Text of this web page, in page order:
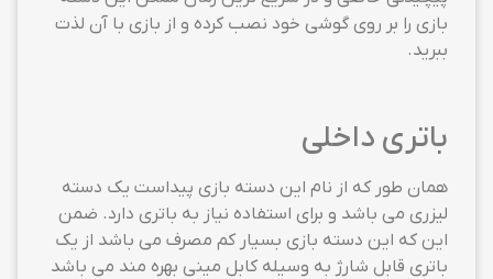
بازی را بر روی گوشی خود نصب کرده و از بازی با آن لذت
ببرید.
باتری داخلی
همان طور که از نام این دسته بازی پیداست یک دسته
لیزری می باشد و برای استفاده نیاز به باتری دارد. ضمن
این که این دسته بازی بسیار کم مصرف می باشد از یک
باتری قابل شارژ به وسیله کابل مینی بهره مند می باشد